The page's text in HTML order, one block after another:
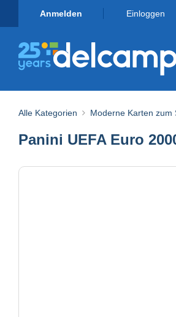
Anmelden Einloggen
Alle Kategorien Moderne Karten zum
Panini UEFA Euro